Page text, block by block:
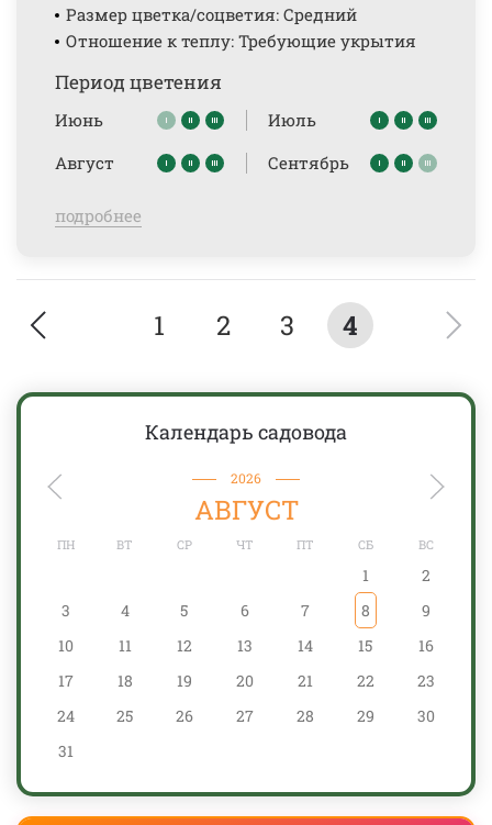
Размер цветка/соцветия: Средний
Отношение к теплу: Требующие укрытия
Период цветения
Июнь
Июль
Август
Сентябрь
подробнее
1 2 3 4
Календарь садовода
2026
АВГУСТ
ПН ВТ СР ЧТ ПТ СБ ВС
1
2
3
4 5 6 7 8
9
10
11 12 13 14 15
16
17
18 19 20 21 22
23
24
25 26 27 28 29
30
31